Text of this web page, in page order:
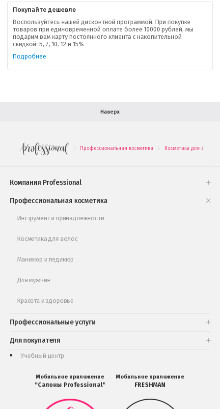
Покупайте дешевле
Воспользуйтесь нашей дисконтной программой. При покупке
товаров при единовременной оплате более 10000 рублей, мы
подарим вам карту постоянного клиента с накопительной
скидкой: 5, 7, 10, 12 и 15%
Подробнее
Наверх
. Профессиональная косметика . Косметика для волос
Компания Professional
В помощь покупателю
Форма обратной связи
Профессиональная косметика
Инструмент и принадлежности
Косметика для волос
Маникюр и педикюр
Для мужчин
Красота и здоровье
Профессиональные услуги
Для покупателя
Подарочные наборы
Обучающее видео
Учебный центр
Мобильное приложение
"Салоны Professional"
Мобильное
Мобильное приложение
FRESHMAN
Мобильное